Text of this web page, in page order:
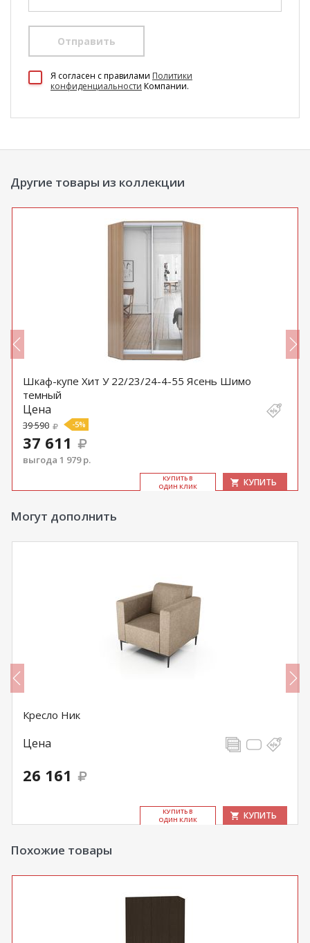
Отправить
Я согласен c правилами Политики
конфиденциальности Компании.
Другие товары из коллекции
Шкаф-купе Хит У 22/23/24-4-55 Ясень Шимо
темный
Цена
39 590 -5%
37 611
выгода 1 979 р.
КУ­ПИТЬ В
ОДИН КЛИК
КУПИТЬ
Могут дополнить
Кресло Ник
Цена
26 161
КУ­ПИТЬ В
ОДИН КЛИК
КУПИТЬ
Похожие товары